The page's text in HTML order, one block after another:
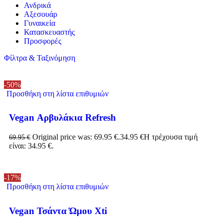
Ανδρικά
Αξεσουάρ
Γυναικεία
Κατασκευαστής
Προσφορές
Φίλτρα & Ταξινόμηση
-50%
Προσθήκη στη λίστα επιθυμιών
Vegan Αρβυλάκια Refresh
69.95€ Original price was: 69.95 €.34.95 €Η τρέχουσα τιμή
είναι: 34.95 €.
-17%
Προσθήκη στη λίστα επιθυμιών
Vegan Τσάντα Ώμου Xti